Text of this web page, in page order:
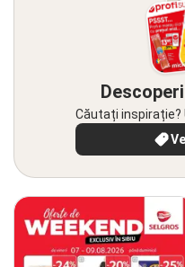
Căutați